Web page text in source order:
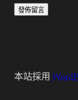
本站採用